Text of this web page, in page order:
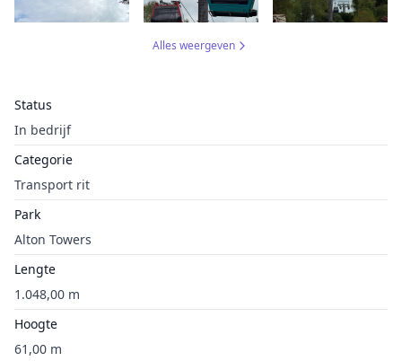
Status
In bedrijf
Categorie
Transport rit
Park
Alton Towers
Lengte
1.048,00 m
Hoogte
61,00 m
Alles weergeven